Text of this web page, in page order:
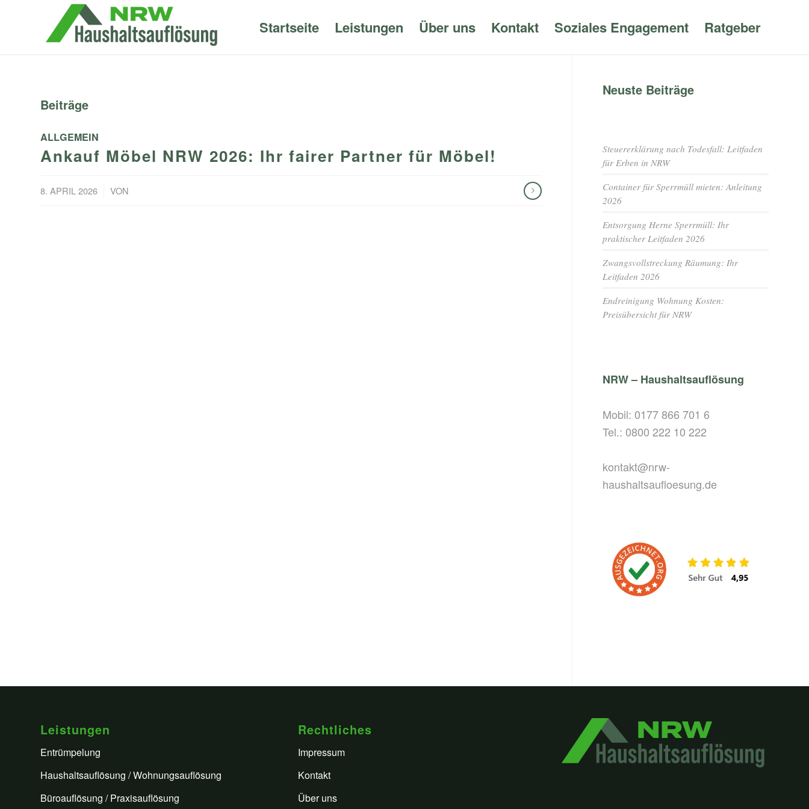
Startseite Leistungen Über uns Kontakt Soziales Engagement Ratgeber
Beiträge
ALLGEMEIN
Ankauf Möbel NRW 2026: Ihr fairer Partner für Möbel!
8. APRIL 2026 VON
Neuste Beiträge
Steuererklärung nach Todesfall: Leitfaden
für Erben in NRW
Container für Sperrmüll mieten: Anleitung
2026
Entsorgung Herne Sperrmüll: Ihr
praktischer Leitfaden 2026
Zwangsvollstreckung Räumung: Ihr
Leitfaden 2026
Endreinigung Wohnung Kosten:
Preisübersicht für NRW
NRW – Haushaltsauflösung
Mobil: 0177 866 701 6
Tel.: 0800 222 10 222
kontakt@nrw-
haushaltsaufloesung.de
Leistungen
Entrümpelung
Haushaltsauflösung / Wohnungsauflösung
Büroauflösung / Praxisauflösung
Rechtliches
Impressum
Kontakt
Über uns